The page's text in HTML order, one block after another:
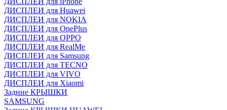
ДИСПЛЕИ для Huawei
ДИСПЛЕИ для NOKIA
ДИСПЛЕИ для OnePlus
ДИСПЛЕИ для OPPO
ДИСПЛЕИ для RealMe
ДИСПЛЕИ для Samsung
ДИСПЛЕИ для TECNO
ДИСПЛЕИ для VIVO
ДИСПЛЕИ для Xiaomi
Задние КРЫШКИ
SAMSUNG